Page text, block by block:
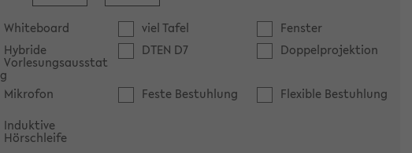
Whiteboard viel Tafel
Fenster
Hybride
Vorlesungsausstat
DTEN D7 Doppelprojektion
Mikrofon Feste Bestuhlung
Flexible Bestuhlung
Induktive
Hörschleife